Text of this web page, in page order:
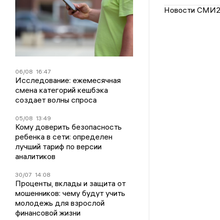
06/08 16:47
Исследование: ежемесячная
смена категорий кешбэка
создает волны спроса
05/08 13:49
Кому доверить безопасность
ребенка в сети: определен
лучший тариф по версии
аналитиков
30/07 14:08
Проценты, вклады и защита от
мошенников: чему будут учить
молодежь для взрослой
финансовой жизни
Новости